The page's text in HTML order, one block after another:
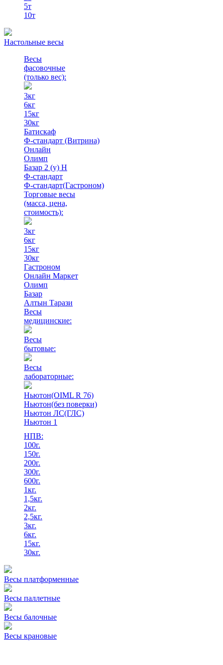
5т
10т
Настольные весы
Весы
фасовочные
(только вес):
3кг
6кг
15кг
30кг
Батискаф
Ф-стандарт (Витрина)
Онлайн
Олимп
Базар 2 (у) Н
Ф-стандарт
Ф-стандарт(Гастроном)
Торговые весы
(масса, цена,
стоимость):
3кг
6кг
15кг
30кг
Гастроном
Онлайн Маркет
Олимп
Базар
Алтын Тарази
Весы
медицинские:
Весы
бытовые:
Весы
лабораторные:
Ньютон(OIML R 76)
Ньютон(без поверки)
Ньютон ЛС(ГЛС)
Ньютон 1
НПВ:
100г.
150г.
200г.
300г.
600г.
1кг.
1,5кг.
2кг.
2,5кг.
3кг.
6кг.
15кг.
30кг.
Весы платформенные
Весы паллетные
Весы балочные
Весы крановые